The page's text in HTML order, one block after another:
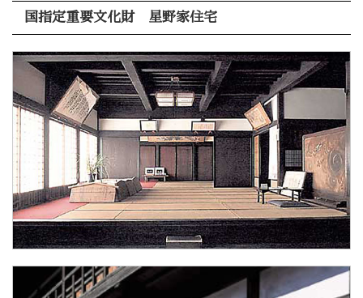
国指定重要文化財 星野家住宅